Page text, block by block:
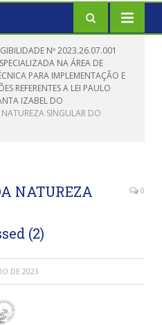
Nº 2023.26.07.001
NA ÁREA DE
PARA IMPLEMENTAÇÃO E
REFERENTES A LEI PAULO
IZABEL DO
SINGULAR DO
NATUREZA
(2)
0
DE 2023